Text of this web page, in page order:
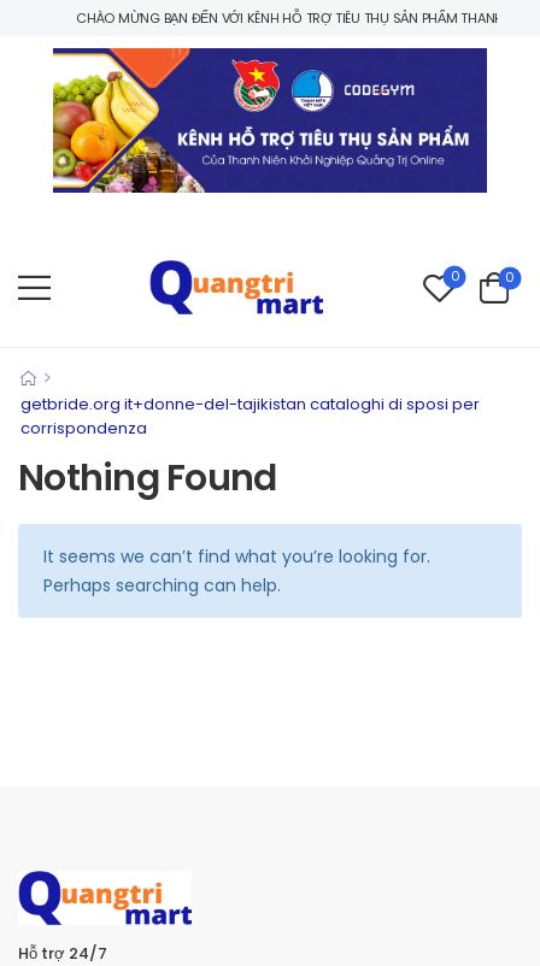
CHÀO MỪNG BẠN ĐẾN VỚI KÊNH HỖ TRỢ TIÊU THỤ SẢN PHẨM THANH NIÊN
0 0
>
getbride.org it+donne-del-tajikistan cataloghi di sposi per
corrispondenza
Nothing Found
It seems we can’t find what you’re looking for.
Perhaps searching can help.
Hỗ trợ 24/7